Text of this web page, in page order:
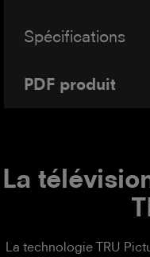
Spécifications
PDF produit
La
La technologie TRU